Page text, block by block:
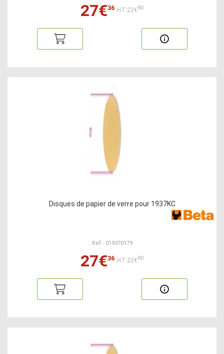
27€36 HT:22€80
Disques de papier de verre pour 1937KC
Ref : 019370179
27€36 HT:22€80